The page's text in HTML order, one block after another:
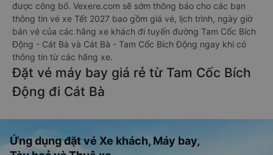
được công bố. Vexere.com sẽ sớm thông báo cho các bạn
thông tin vé xe Tết 2027 bao gồm giá vé, lịch trình, ngày giờ
bán vé của các hãng xe khách đi tuyến đường Tam Cốc Bích
Động - Cát Bà và Cát Bà - Tam Cốc Bích Động ngay khi có
thông tin từ các hãng xe.
Đặt vé máy bay giá rẻ từ Tam Cốc Bích
Động đi Cát Bà
Ứng dụng đặt vé Xe khách, Máy bay,